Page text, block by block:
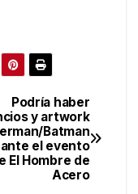
Podría haber
y artwork
Batman
el evento
El Hombre de
Acero